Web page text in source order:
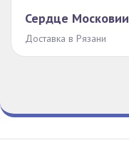
Сердце Московии
Доставка в Рязани